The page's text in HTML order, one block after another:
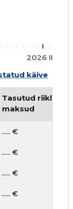
2026 II
käive
Tasutud riiklikud
maksud
...... €
...... €
...... €
...... €